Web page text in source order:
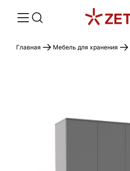
Главная Мебель для хранения